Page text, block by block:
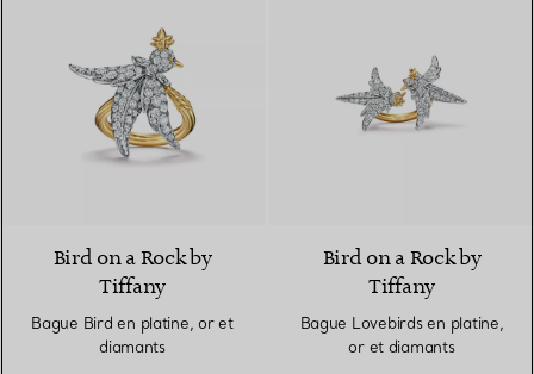
Bird on a Rock by
Tiffany
Bague Bird en platine, or et
diamants
Bird on a Rock by
Tiffany
Bague Lovebirds en platine,
or et diamants